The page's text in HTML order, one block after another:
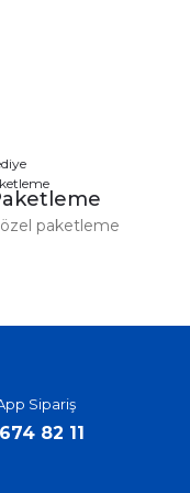
paketleme
Sipariş
82 11